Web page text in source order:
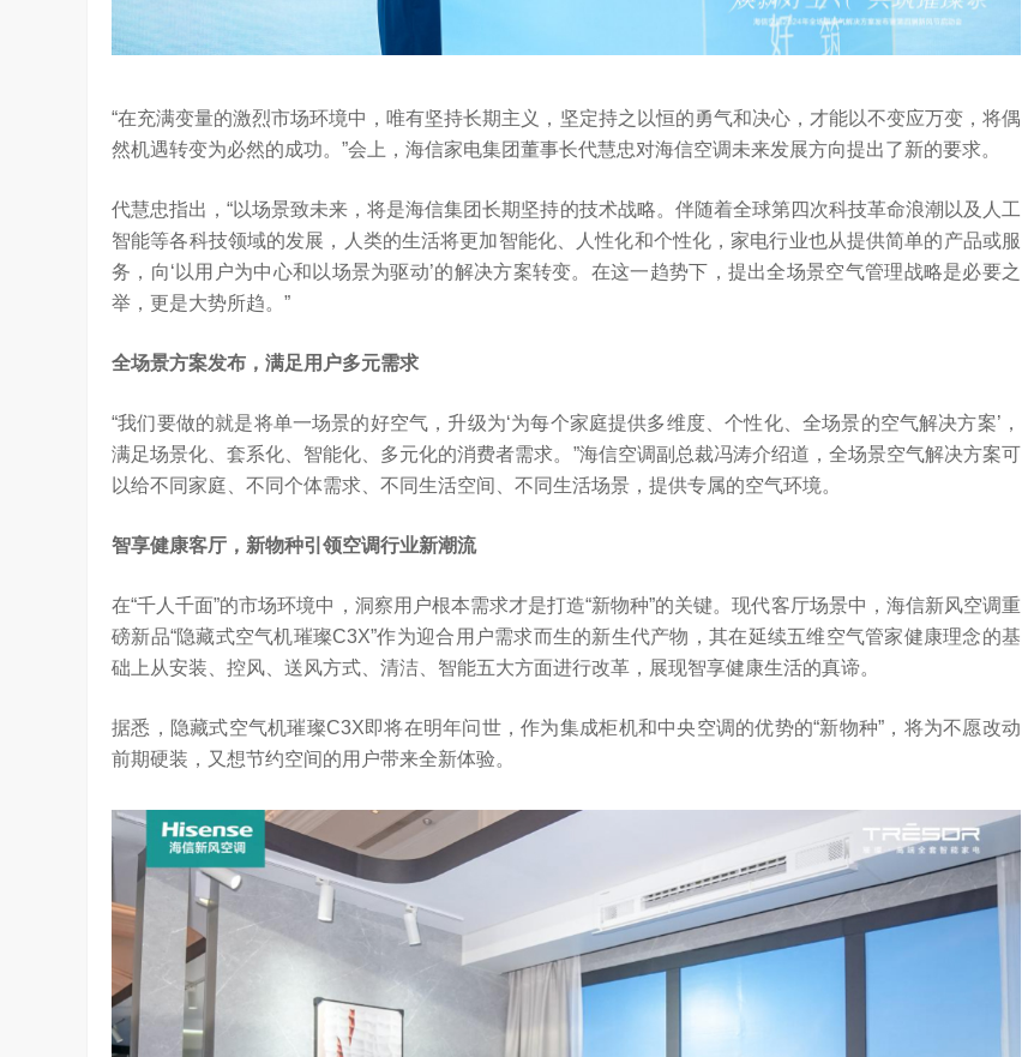
“在充满变量的激烈市场环境中，唯有坚持长期主义，坚定持之以恒的勇气和决心，才能以不变应万变，将偶
然机遇转变为必然的成功。”会上，海信家电集团董事长代慧忠对海信空调未来发展方向提出了新的要求。
代慧忠指出，“以场景致未来，将是海信集团长期坚持的技术战略。伴随着全球第四次科技革命浪潮以及人工
智能等各科技领域的发展，人类的生活将更加智能化、人性化和个性化，家电行业也从提供简单的产品或服
务，向‘以用户为中心和以场景为驱动’的解决方案转变。在这一趋势下，提出全场景空气管理战略是必要之
举，更是大势所趋。”
全场景方案发布，满足用户多元需求
“我们要做的就是将单一场景的好空气，升级为‘为每个家庭提供多维度、个性化、全场景的空气解决方案’，
满足场景化、套系化、智能化、多元化的消费者需求。”海信空调副总裁冯涛介绍道，全场景空气解决方案可
以给不同家庭、不同个体需求、不同生活空间、不同生活场景，提供专属的空气环境。
智享健康客厅，新物种引领空调行业新潮流
在“千人千面”的市场环境中，洞察用户根本需求才是打造“新物种”的关键。现代客厅场景中，海信新风空调重
磅新品“隐藏式空气机璀璨C3X”作为迎合用户需求而生的新生代产物，其在延续五维空气管家健康理念的基
础上从安装、控风、送风方式、清洁、智能五大方面进行改革，展现智享健康生活的真谛。
据悉，隐藏式空气机璀璨C3X即将在明年问世，作为集成柜机和中央空调的优势的“新物种”，将为不愿改动
前期硬装，又想节约空间的用户带来全新体验。